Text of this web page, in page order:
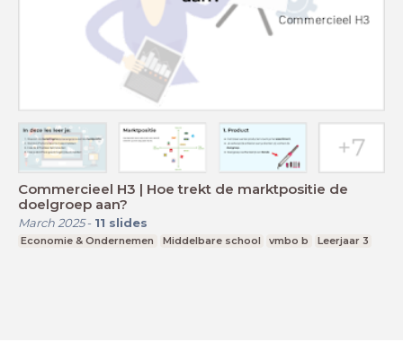
Commercieel H3 | Hoe trekt de marktpositie de
doelgroep aan?
March 2025- 11 slides
Economie & Ondernemen Middelbare school vmbo b Leerjaar 3